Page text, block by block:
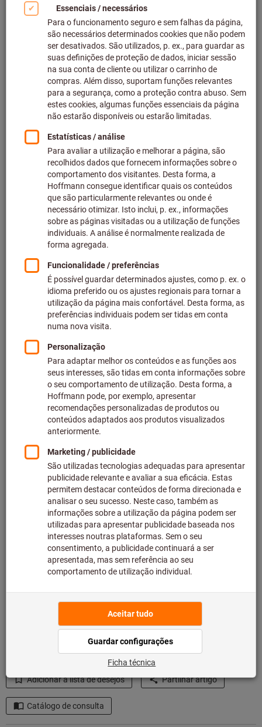
Clicar para aumentar imagem
Preço por 1 par
mais IVA à taxa atual Preços mais custos de entrega
Preços individuais para clientes empresariais após
sessão.
Preços de escala:
a partir de 1 par
a partir de 12 pares
7,04 €
Tamanho das luvas:
7 8 9 10 11 12
Guia de tamanhos
Pretende pedir mais do que um artigo?Para entrada rápida
Quantidade
Adicionar à lista de desejos Partilhar artigo
Catálogo de consulta